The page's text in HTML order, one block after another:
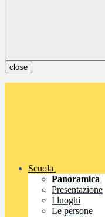
close
Scuola
Panoramica
Presentazione
I luoghi
Le persone